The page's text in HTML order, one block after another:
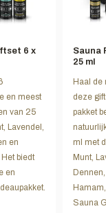
6 x
en meest
van 25
Lavendel,
en
biedt
en
Sauna
25 ml
Haal de
deze
pakket
ml met
Munt,
Sauna